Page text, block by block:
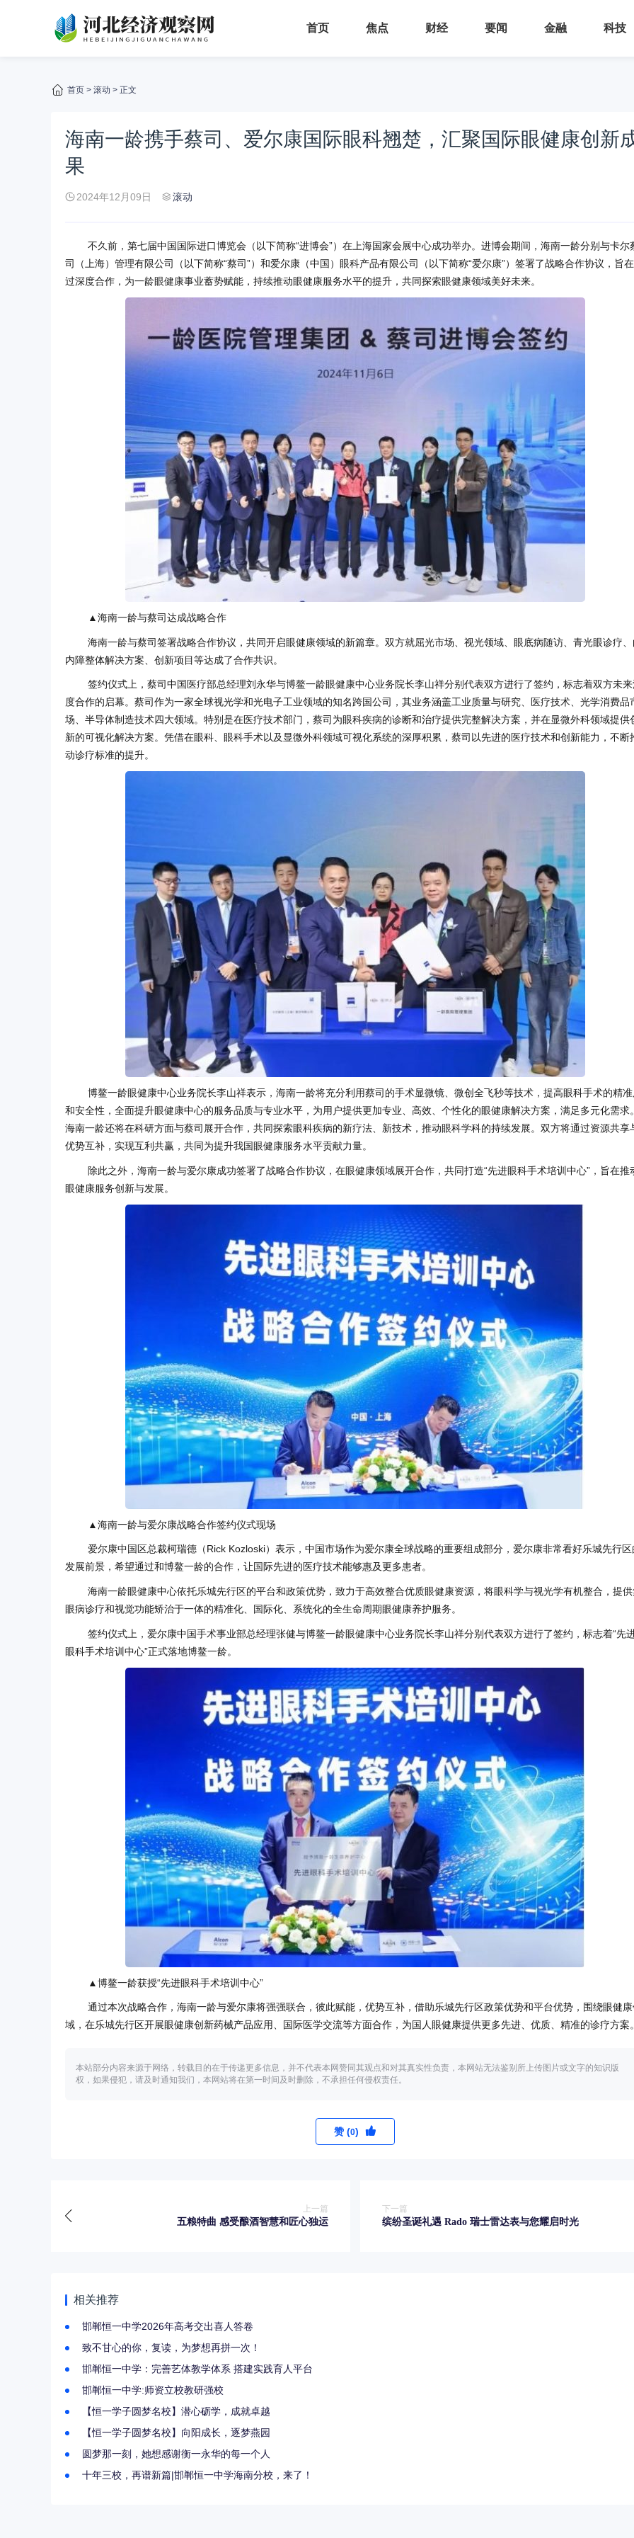
首页 焦点 财经 要闻 金融 科技
首页 > 滚动 > 正文
海南一龄携手蔡司、爱尔康国际眼科翘楚，汇聚国际眼健康创新
果
2024年12月09日 滚动
不久前，第七届中国国际进口博览会（以下简称“进博会”）在上海国家会展中心成功举办。进博会期间，海南一龄分别与卡尔
司（上海）管理有限公司（以下简称“蔡司”）和爱尔康（中国）眼科产品有限公司（以下简称“爱尔康”）签署了战略合作协议，旨
过深度合作，为一龄眼健康事业蓄势赋能，持续推动眼健康服务水平的提升，共同探索眼健康领域美好未来。
▲海南一龄与蔡司达成战略合作
海南一龄与蔡司签署战略合作协议，共同开启眼健康领域的新篇章。双方就屈光市场、视光领域、眼底病随访、青光眼诊疗
内障整体解决方案、创新项目等达成了合作共识。
签约仪式上，蔡司中国医疗部总经理刘永华与博鳌一龄眼健康中心业务院长李山祥分别代表双方进行了签约，标志着双方未
度合作的启幕。蔡司作为一家全球视光学和光电子工业领域的知名跨国公司，其业务涵盖工业质量与研究、医疗技术、光学消费品
场、半导体制造技术四大领域。特别是在医疗技术部门，蔡司为眼科疾病的诊断和治疗提供完整解决方案，并在显微外科领域提供
新的可视化解决方案。凭借在眼科、眼科手术以及显微外科领域可视化系统的深厚积累，蔡司以先进的医疗技术和创新能力，不断
动诊疗标准的提升。
博鳌一龄眼健康中心业务院长李山祥表示，海南一龄将充分利用蔡司的手术显微镜、微创全飞秒等技术，提高眼科手术的精
和安全性，全面提升眼健康中心的服务品质与专业水平，为用户提供更加专业、高效、个性化的眼健康解决方案，满足多元化需求
海南一龄还将在科研方面与蔡司展开合作，共同探索眼科疾病的新疗法、新技术，推动眼科学科的持续发展。双方将通过资源共享
优势互补，实现互利共赢，共同为提升我国眼健康服务水平贡献力量。
除此之外，海南一龄与爱尔康成功签署了战略合作协议，在眼健康领域展开合作，共同打造“先进眼科手术培训中心”，旨在推
眼健康服务创新与发展。
▲海南一龄与爱尔康战略合作签约仪式现场
爱尔康中国区总裁柯瑞德（Rick Kozloski）表示，中国市场作为爱尔康全球战略的重要组成部分，爱尔康非常看好乐城先行区
发展前景，希望通过和博鳌一龄的合作，让国际先进的医疗技术能够惠及更多患者。
海南一龄眼健康中心依托乐城先行区的平台和政策优势，致力于高效整合优质眼健康资源，将眼科学与视光学有机整合，提
眼病诊疗和视觉功能矫治于一体的精准化、国际化、系统化的全生命周期眼健康养护服务。
签约仪式上，爱尔康中国手术事业部总经理张健与博鳌一龄眼健康中心业务院长李山祥分别代表双方进行了签约，标志着“先
眼科手术培训中心”正式落地博鳌一龄。
▲博鳌一龄获授“先进眼科手术培训中心”
通过本次战略合作，海南一龄与爱尔康将强强联合，彼此赋能，优势互补，借助乐城先行区政策优势和平台优势，围绕眼健
域，在乐城先行区开展眼健康创新药械产品应用、国际医学交流等方面合作，为国人眼健康提供更多先进、优质、精准的诊疗方案
本站部分内容来源于网络，转载目的在于传递更多信息，并不代表本网赞同其观点和对其真实性负责，本网站无法鉴别所上传图片或文字的知识版
权，如果侵犯，请及时通知我们，本网站将在第一时间及时删除，不承担任何侵权责任。
赞 (0)
上一篇
五粮特曲 感受酿酒智慧和匠心独运
下一篇
缤纷圣诞礼遇 Rado 瑞士雷达表与您耀启时光
相关推荐
邯郸恒一中学2026年高考交出喜人答卷
致不甘心的你，复读，为梦想再拼一次！
邯郸恒一中学：完善艺体教学体系 搭建实践育人平台
邯郸恒一中学:师资立校教研强校
【恒一学子圆梦名校】潜心砺学，成就卓越
【恒一学子圆梦名校】向阳成长，逐梦燕园
圆梦那一刻，她想感谢衡一永华的每一个人
十年三校，再谱新篇|邯郸恒一中学海南分校，来了！